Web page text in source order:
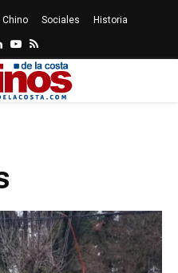
Chino Sociales Historia
LinkedinYoutube
Rss